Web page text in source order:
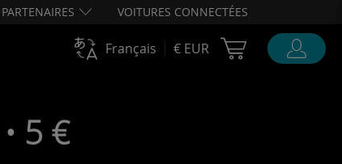
PARTENAIRES VOITURES CONNECTÉES
Français € EUR Cart Ubigi
5 €